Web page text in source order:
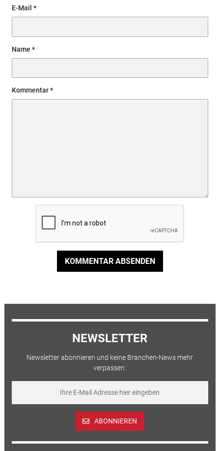
E-Mail
Name
Kommentar
KOMMENTAR ABSENDEN
NEWSLETTER
Newsletter abonnieren und keine Branchen-News mehr
verpassen.
ABONNIEREN